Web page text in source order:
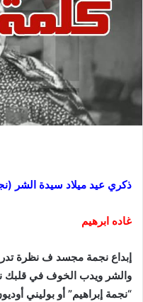
ذكري عيد ميلاد سيدة الشر
غاده ابرهيم
إبداع نجمة مجسد ف نظرة
والشر ويدب الخوف في قلبك
“نجمة إبراهيم” أو بوليني